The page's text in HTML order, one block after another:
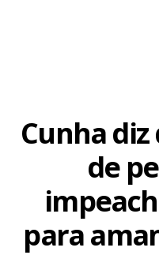
Cunha
de
para